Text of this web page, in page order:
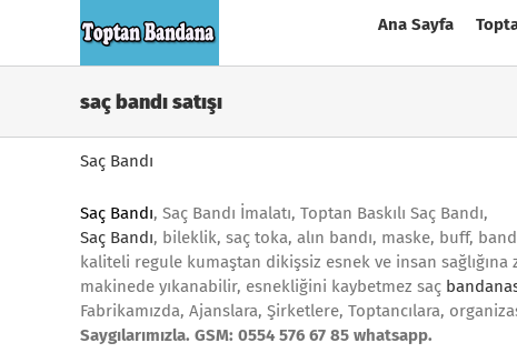
Ana Sayfa
saç bandı satışı
Saç Bandı
Saç Bandı, Saç Bandı İmalatı, Toptan Baskılı Saç Bandı,
Saç Bandı, bileklik, saç toka, alın bandı, maske, buff,
kaliteli regule kumaştan dikişsiz esnek ve insan sağlığına
makinede yıkanabilir, esnekliğini kaybetmez saç
Fabrikamızda, Ajanslara, Şirketlere, Toptancılara,
Saygılarımızla. GSM: 0554 576 67 85 whatsapp.